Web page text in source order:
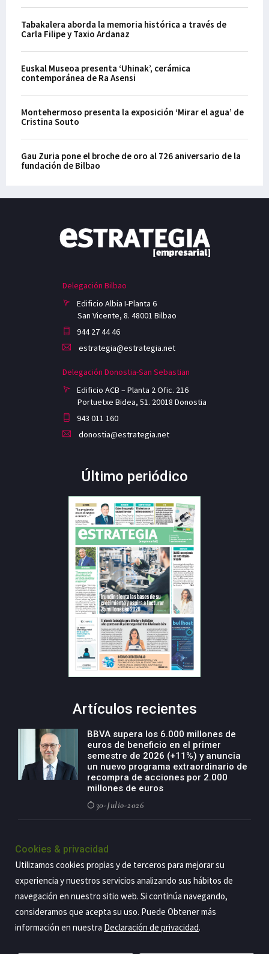
Tabakalera aborda la memoria histórica a través de
Carla Filipe y Taxio Ardanaz
Euskal Museoa presenta ‘Uhinak’, cerámica
contemporánea de Ra Asensi
Montehermoso presenta la exposición ‘Mirar el agua’ de
Cristina Souto
Gau Zuria pone el broche de oro al 726 aniversario de la
fundación de Bilbao
Delegación Bilbao
Edificio Albia I-Planta 6
San Vicente, 8. 48001 Bilbao
944 27 44 46
estrategia@estrategia.net
Delegación Donostia-San Sebastian
Edificio ACB – Planta 2 Ofic. 216
Portuetxe Bidea, 51. 20018 Donostia
943 011 160
donostia@estrategia.net
Último periódico
Artículos recientes
BBVA supera los 6.000 millones de
euros de beneficio en el primer
semestre de 2026 (+11%) y anuncia
un nuevo programa extraordinario de
recompra de acciones por 2.000
millones de euros
30-Julio-2026
negocio agro con un modelo global
de especialización presente en siete
países
29-Julio-2026
Cookies & privacidad
Utilizamos cookies propias y de terceros para mejorar su
experiencia y nuestros servicios analizando sus hábitos de
navegación en nuestro sitio web. Si continúa navegando,
consideramos que acepta su uso. Puede Obtener más
información en nuestra Declaración de privacidad.